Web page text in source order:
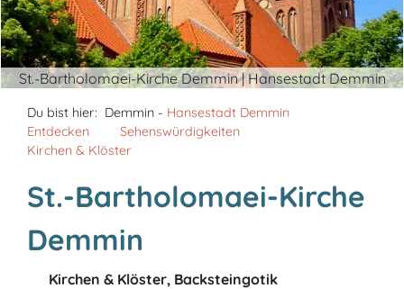
St.-Bartholomaei-Kirche Demmin | Hansestadt Demmin
Du bist hier: Demmin - Hansestadt Demmin
Entdecken
Sehenswürdigkeiten
Kirchen & Klöster
St.-Bartholomaei-Kirche
Demmin
Kirchen & Klöster, Backsteingotik